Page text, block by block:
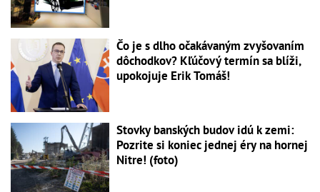
Čo je s dlho očakávaným zvyšovaním
dôchodkov? Kľúčový termín sa blíži,
upokojuje Erik Tomáš!
Stovky banských budov idú k zemi:
Pozrite si koniec jednej éry na hornej
Nitre! (foto)